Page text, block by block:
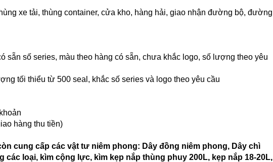
xe tải, thùng container, cửa kho, hàng hải, giao nhận đường bộ, đường
sẵn số series, màu theo hàng có sẵn, chưa khắc logo, số lượng theo yêu
tối thiểu từ 500 seal, khắc số series và logo theo yêu cầu
hàng thu tiền)
cung cấp các vật tư niêm phong: Dây đồng niêm phong, Dây chì
các loại, kìm cộng lực, kìm kẹp nắp thùng phuy 200L, kẹp nắp 18-20L,